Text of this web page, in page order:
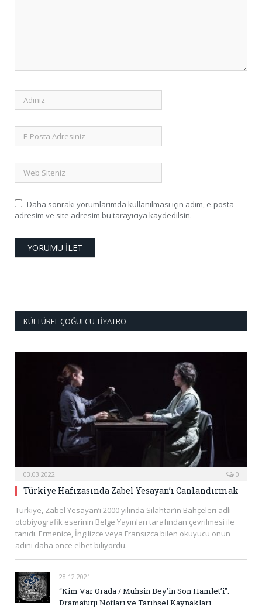
Daha sonraki yorumlarımda kullanılması için adım, e-posta
adresim ve site adresim bu tarayıcıya kaydedilsin.
KÜLTÜREL ÇOĞULCU TIYATRO
03.03.2022 0
Türkiye Hafızasında Zabel Yesayan’ı Canlandırmak
Türkiye, Zabel Yesayan’ı 2000 yılında Silahtar’ın Bahçeleri adlı
otobiyografik eserinin Belge Yayınları tarafından çevrilmesi ile
tanıdı. Ermenice, İngilizce veya Fransızca bilen okuyucu onun
adını daha önce elbet biliyordu.
28.12.2021
“Kim Var Orada / Muhsin Bey’in Son Hamlet’i”:
Dramaturji Notları ve Tarihsel Kaynakları